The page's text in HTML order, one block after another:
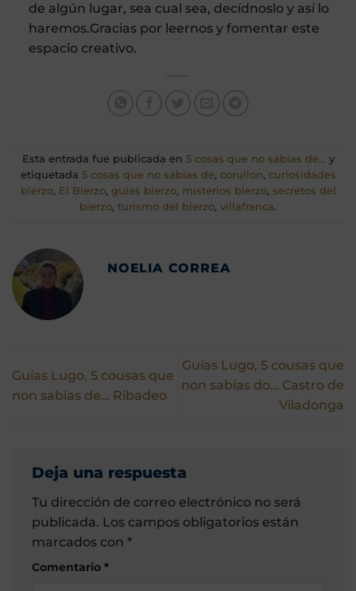
de algún lugar, sea cual sea, decídnoslo y así lo
haremos.Gracias por leernos y fomentar este
espacio creativo.
Esta entrada fue publicada en 5 cosas que no sabías de... y
etiquetada 5 cosas que no sabias de, corullon, curiosidades
bierzo, El Bierzo, guias bierzo, misterios bierzo, secretos del
bierzo, turismo del bierzo, villafranca.
NOELIA CORREA
Guías Lugo, 5 cousas que
non sabías de… Ribadeo
Guías Lugo, 5 cousas que
non sabías do… Castro de
Viladonga
Deja una respuesta
Tu dirección de correo electrónico no será
publicada. Los campos obligatorios están
marcados con *
Comentario *